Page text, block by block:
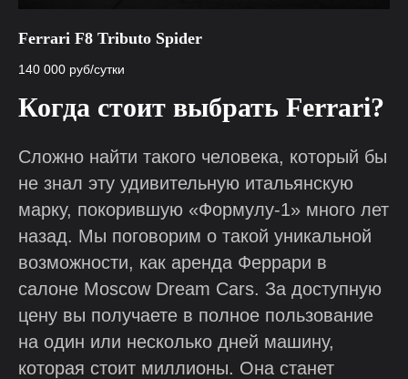
Ferrari F8 Tributo Spider
140 000 руб/сутки
Когда стоит выбрать Ferrari?
Сложно найти такого человека, который бы
не знал эту удивительную итальянскую
марку, покорившую «Формулу-1» много лет
назад. Мы поговорим о такой уникальной
возможности, как аренда Феррари в
салоне Moscow Dream Cars. За доступную
цену вы получаете в полное пользование
на один или несколько дней машину,
которая стоит миллионы. Она станет